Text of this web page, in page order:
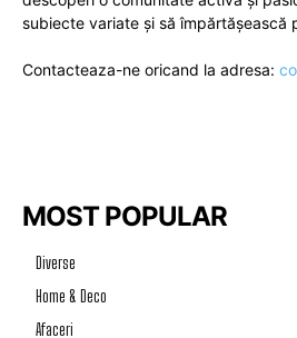
subiecte variate și să împărtășească
Contacteaza-ne oricand la adresa:
MOST POPULAR
Diverse
Home & Deco
Afaceri